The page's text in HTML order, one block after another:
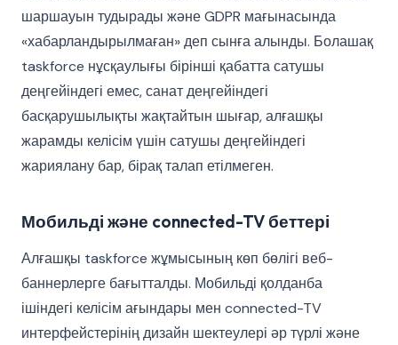
шаршауын тудырады және GDPR мағынасында
«хабарландырылмаған» деп сынға алынды. Болашақ
taskforce нұсқаулығы бірінші қабатта сатушы
деңгейіндегі емес, санат деңгейіндегі
басқарушылықты жақтайтын шығар, алғашқы
жарамды келісім үшін сатушы деңгейіндегі
жариялану бар, бірақ талап етілмеген.
Мобильді және connected-TV беттері
Алғашқы taskforce жұмысының көп бөлігі веб-
баннерлерге бағытталды. Мобильді қолданба
ішіндегі келісім ағындары мен connected-TV
интерфейстерінің дизайн шектеулері әр түрлі және